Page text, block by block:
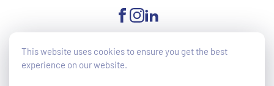
FACEBOOK
INSTAGRAM
LINKEDIN
©2025 Wako - All Rights reserved - Toegankelijkheid van de website
This website uses cookies to ensure you get the best
experience on our website.